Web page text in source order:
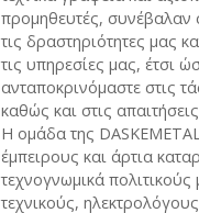
προμηθευτές, συνέβαλαν
τις δραστηριότητες μας
τις υπηρεσίες μας, έτσι
ανταποκρινόμαστε στις
καθώς και στις
Η ομάδα της
έμπειρους και άρτια
τεχνογνωμικά πολιτικούς
τεχνικούς,